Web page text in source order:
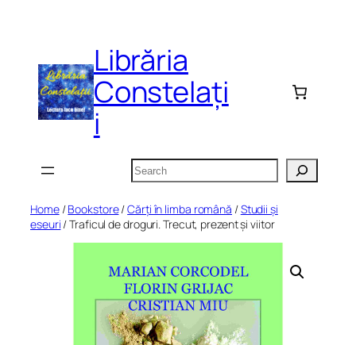
Librăria
Constelați
i
Search
Home/Bookstore/Cărți în limba română /Studii și
eseuri / Traficul de droguri. Trecut, prezent și viitor